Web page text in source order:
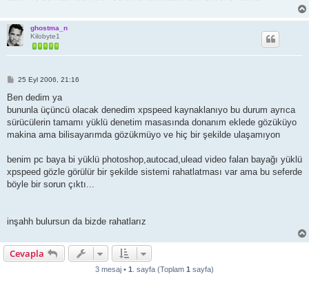
ghostma_n
Kilobyte1
M
s
j
25 Eyl 2006, 21:16
Ben dedim ya
bununla üçüncü olacak denedim xpspeed kaynaklanıyo bu durum ayrıca
sürücülerin tamamı yüklü denetim masasında donanım eklede gözüküyo
makina ama bilisayarımda gözükmüyo ve hiç bir şekilde ulaşamıyon
benim pc baya bi yüklü photoshop,autocad,ulead video falan bayağı yüklü
xpspeed gözle görülür bir şekilde sistemi rahatlatması var ama bu seferde
böyle bir sorun çıktı...
inşahh bulursun da bizde rahatlarız
Cevapla
3 mesaj • 1 . sayfa (Toplam 1 sayfa)